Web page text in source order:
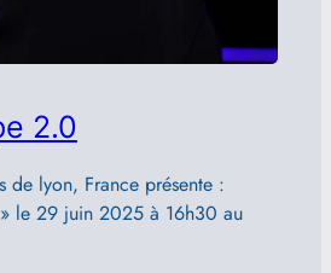
2.0
de lyon, France présente :
le 29 juin 2025 à 16h30 au